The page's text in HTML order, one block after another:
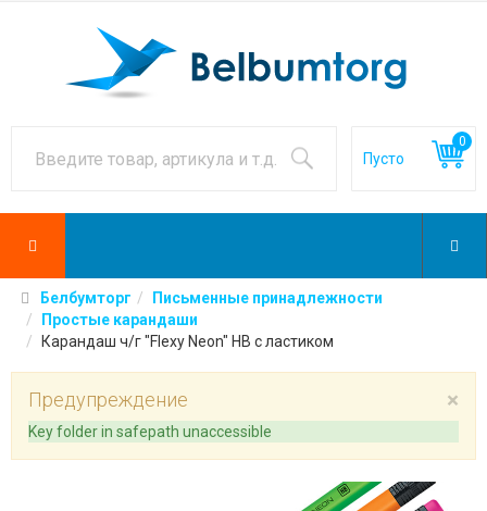
0
Белбумторг
Письменные принадлежности
Простые карандаши
Карандаш ч/г "Flexy Neon" НВ с ластиком
×
Предупреждение
Key folder in safepath unaccessible